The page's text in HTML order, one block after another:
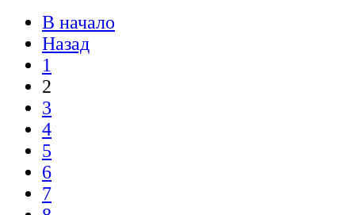
В начало
Назад
1
2
3
4
5
6
7